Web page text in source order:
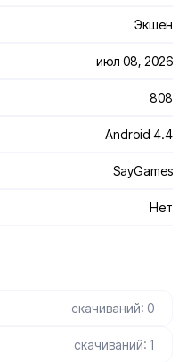
Экшен
июл 08, 2026
808
Android 4.4
SayGames
Нет
скачиваний: 0
скачиваний: 1